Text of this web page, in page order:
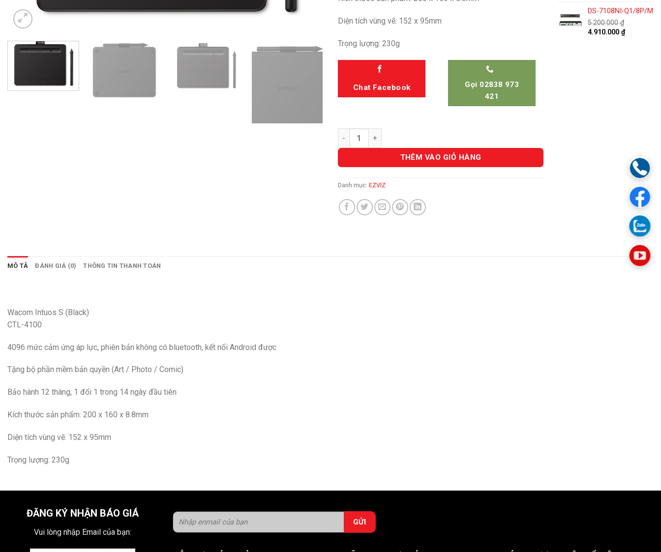
Diện tích vùng vẽ: 152 x 95mm
Trọng lượng: 230g
Chat Facebook
Gọi 02838 973
421
Wacom Intuos S (Black) CTL-4100 số lượng
THÊM VÀO GIỎ HÀNG
Danh mục: EZVIZ
DS-7108NI-Q1/8P/M
5.200.000₫
Giá
4.910.000 ₫Giá
MÔ TẢ ĐÁNH GIÁ (0) THÔNG TIN THANH TOÁN
Wacom Intuos S (Black)
CTL-4100
4096 mức cảm ứng áp lực, phiên bản không có bluetooth, kết nối Android được
Tặng bộ phần mềm bản quyền (Art / Photo / Comic)
Bảo hành 12 tháng, 1 đổi 1 trong 14 ngày đầu tiên
Kích thước sản phẩm: 200 x 160 x 8.8mm
Diện tích vùng vẽ: 152 x 95mm
Trọng lượng: 230g
ĐĂNG KÝ NHẬN BÁO GIÁ
Vui lòng nhập Email của bạn: